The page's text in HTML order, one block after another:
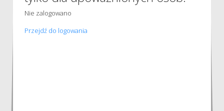
Nie zalogowano
Przejdź do logowania